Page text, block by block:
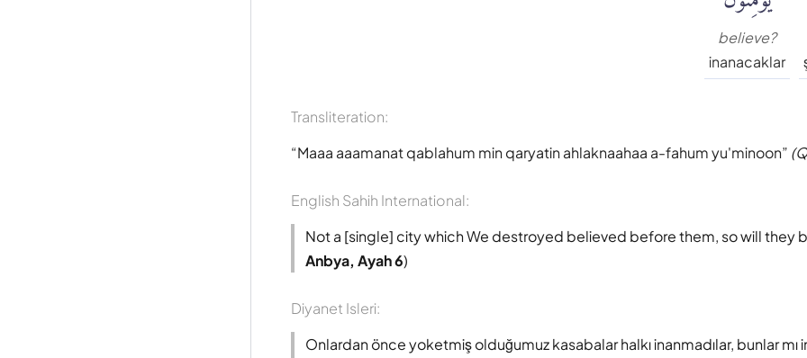
believe?
inanacaklar
Transliteration:
Maaa aaamanat qablahum min qaryatin ahlaknaahaa a-fahum yu'minoon
English Sahih International:
Not a [single] city which We destroyed believed before them, so will they
Anbya, Ayah 6)
Diyanet Isleri:
Onlardan önce yoketmiş olduğumuz kasabalar halkı inanmadılar, bunlar mı